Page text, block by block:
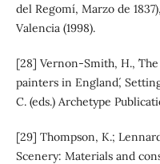
del Regomí, Marzo de
Valencia (1998).
[28] Vernon-Smith, H.,
painters in England´,
C. (eds.) Archetype
[29] Thompson, K.;
Scenery: Materials and